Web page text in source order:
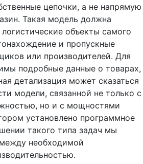
цепочки, а не напрямую
Такая модель должна
объекты самого
и пропускные
или производителей. Для
подробные данные о товарах,
детализация может сказаться
модели, связанной не только с
но и с мощностями
установлено программное
такого типа задач мы
необходимой